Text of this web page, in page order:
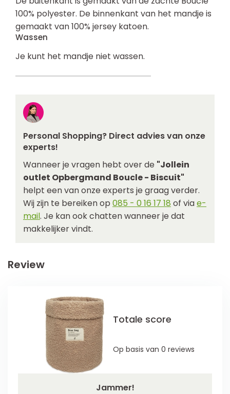
100% polyester. De binnenkant van het mandje is
gemaakt van 100% jersey katoen.
Wassen
Je kunt het mandje niet wassen.
Personal Shopping? Direct advies van onze
experts!
Wanneer je vragen hebt over de "Jollein
outlet Opbergmand Boucle - Biscuit"
helpt een van onze experts je graag verder.
Wij zijn te bereiken op 085 - 0 16 17 18 of viae-
mail. Je kan ook chatten wanneer je dat
makkelijker vindt.
Review
Jammer!
Totale score
Op basis van 0 reviews